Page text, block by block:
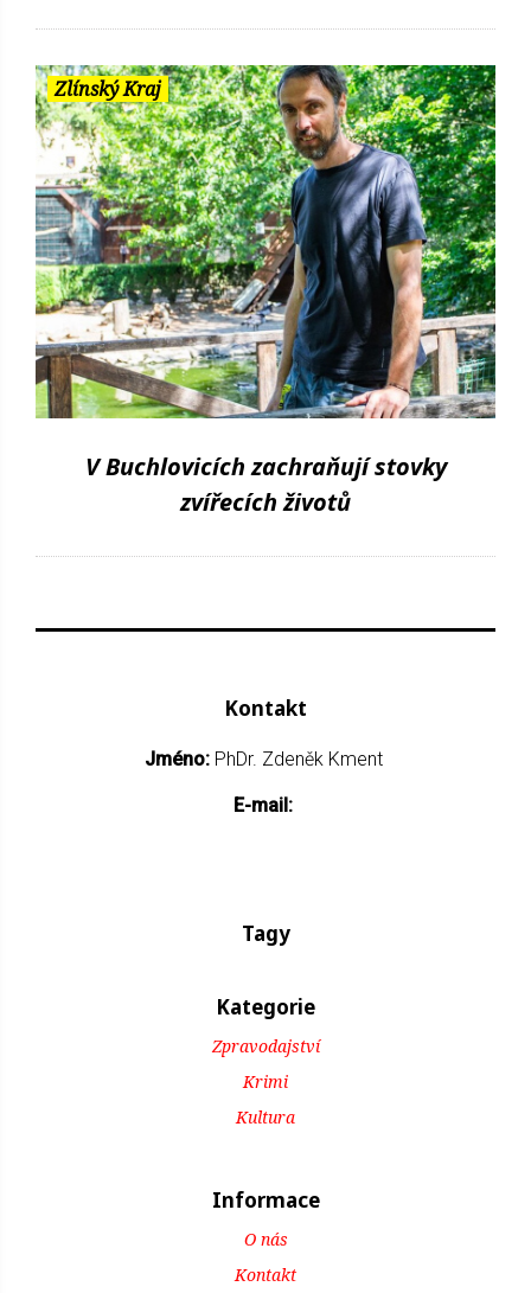
Zlínský Kraj
V Buchlovicích zachraňují stovky
zvířecích životů
Kontakt
Jméno: PhDr. Zdeněk Kment
E-mail:
Tagy
Kategorie
Zpravodajství
Krimi
Kultura
Informace
O nás
Kontakt